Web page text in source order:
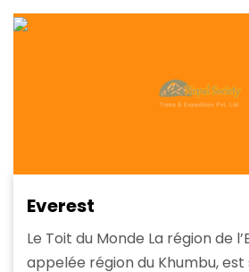
Everest
Le Toit du Monde La région de
appelée région du Khumbu,